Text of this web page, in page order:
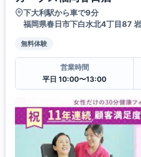
下大利駅から車で9分
福岡県春日市下白水北4丁目87
無料体験
営業時間
平日 10:00〜13:00